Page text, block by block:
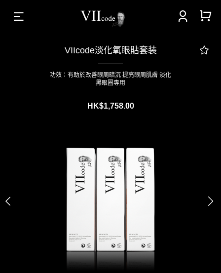
  
VIIcode淡化氧眼貼套装
功效：有助於改善眼周暗沉 提亮眼周肌膚 淡化
黑眼圈專用
HK$1,758.00